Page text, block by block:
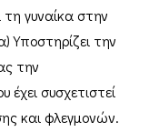
γυναίκα στην
Υποστηρίζει την
την
συσχετιστεί
και φλεγμονών.